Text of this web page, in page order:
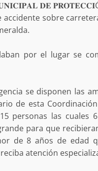
𝐃𝐄
sobre
por el lugar se
se disponen las
de esta
personas las cuales
para que
de 8 años de edad
atención
Despliega Gabinete
búsqueda de
admin 17 septiembre 2025